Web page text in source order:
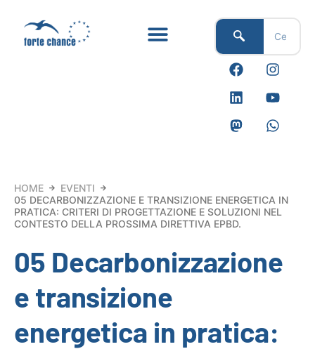
contenuto
F
a
c
e
b
o
I
n
s
t
a
g
L
i
n
k
e
d
Y
o
u
t
u
b
M
a
s
t
o
d
W
h
a
t
s
a
HOME
EVENTI
05 DECARBONIZZAZIONE E TRANSIZIONE ENERGETICA IN
PRATICA: CRITERI DI PROGETTAZIONE E SOLUZIONI NEL
CONTESTO DELLA PROSSIMA DIRETTIVA EPBD.
05 Decarbonizzazione
e transizione
energetica in pratica: